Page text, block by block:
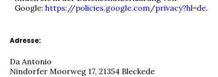
Google: https://policies.google.com/privacy?hl=de.
Adresse:
Da Antonio
Nindorfer Moorweg 17, 21354 Bleckede